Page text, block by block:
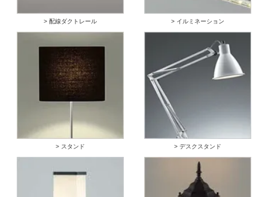
> 配線ダクトレール > イルミネーション
> スタンド > デスクスタンド